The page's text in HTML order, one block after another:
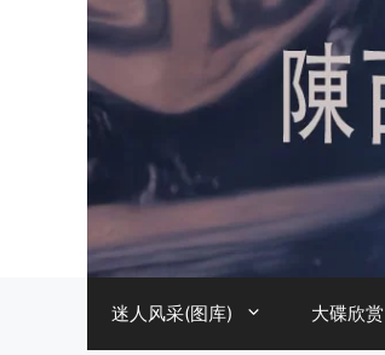
迷人风采(图库) 大碟欣赏